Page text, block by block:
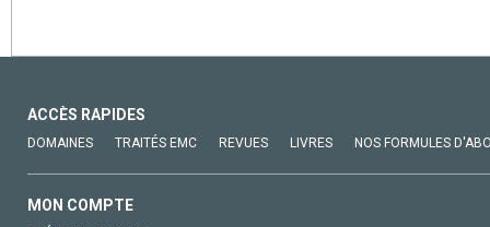
ACCÈS RAPIDES
DOMAINES TRAITÉS EMC REVUES LIVRES NOS FORMULES
MON COMPTE